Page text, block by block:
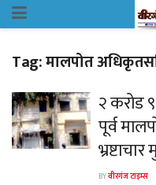
Tag:मालपोत
२ करोड
पूर्व
भ्रष्टाचार
BYवीरगंज टाइम्स